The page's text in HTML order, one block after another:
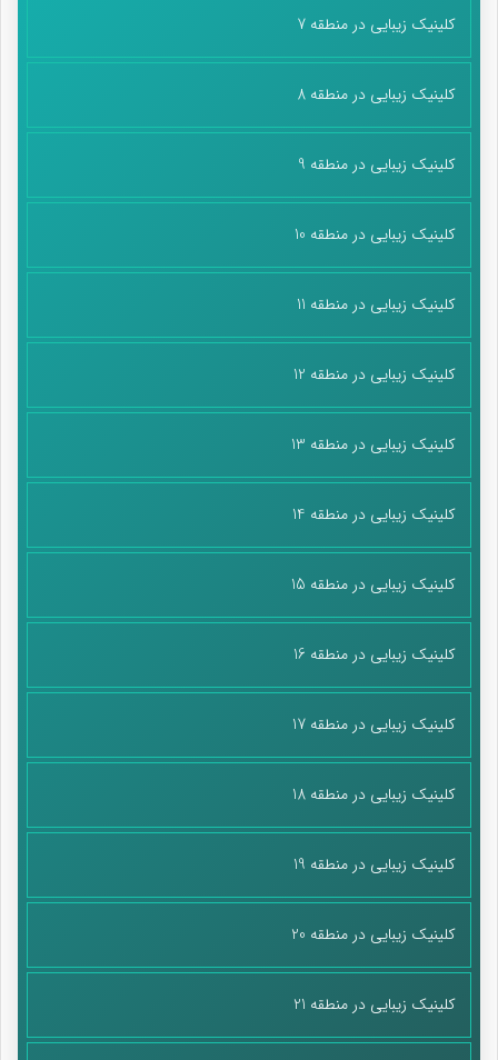
کلینیک زیبایی در منطقه 7
کلینیک زیبایی در منطقه 8
کلینیک زیبایی در منطقه 9
کلینیک زیبایی در منطقه 10
کلینیک زیبایی در منطقه 11
کلینیک زیبایی در منطقه 12
کلینیک زیبایی در منطقه 13
کلینیک زیبایی در منطقه 14
کلینیک زیبایی در منطقه 15
کلینیک زیبایی در منطقه 16
کلینیک زیبایی در منطقه 17
کلینیک زیبایی در منطقه 18
کلینیک زیبایی در منطقه 19
کلینیک زیبایی در منطقه 20
کلینیک زیبایی در منطقه 21